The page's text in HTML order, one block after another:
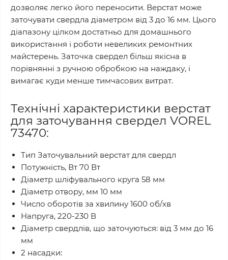
дозволяє легко його переносити. Верстат може
заточувати свердла діаметром від 3 до 16 мм. Цього
діапазону цілком достатньо для домашнього
використання і роботи невеликих ремонтних
майстерень. Заточка свердел більш якісна в
порівнянні з ручною обробкою на наждаку, і
вимагає куди менше тимчасових витрат.
Технічні характеристики верстат
для заточування свердел VOREL
73470:
Тип Заточувальний верстат для свердл
Потужність, Вт 70 Вт
Діаметр шліфувального круга 58 мм
Діаметр отвору, мм 10 мм
Число оборотів за хвилину 1600 об/хв
Напруга, 220-230 В
Діаметр свердлів, що заточуються: від 3 мм до 16
мм
2 насадки: